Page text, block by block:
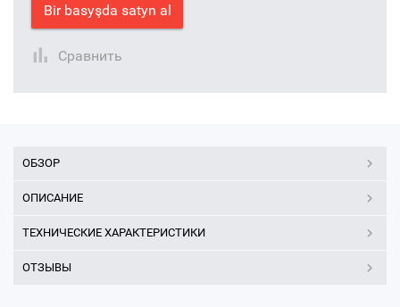
Bir basyşda satyn al
Сравнить
ОБЗОР
ОПИСАНИЕ
ТЕХНИЧЕСКИЕ ХАРАКТЕРИСТИКИ
ОТЗЫВЫ